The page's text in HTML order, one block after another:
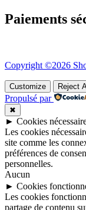
Paiements
Copyright ©2026
Customize Reject
Propulsé par
✖
► Cookies
Les cookies
site comme les
préférences de
personnelles.
Aucun
► Cookies
Les cookies
partage de contenu